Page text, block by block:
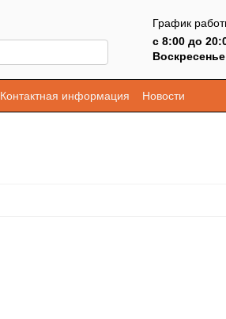
График
с 8:00 до
Контактная информация Новости